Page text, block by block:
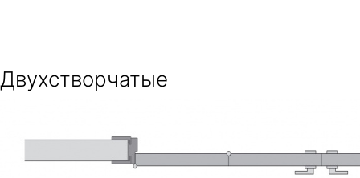
Двухстворчатые